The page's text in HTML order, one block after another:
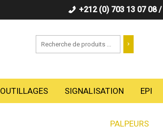
+212 (0) 703 13 07 08
OUTILLAGES SIGNALISATION EPI
PALPEURS